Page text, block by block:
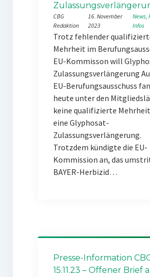
CBG
Redaktion
16. November
2023
News,
Infos
Trotz fehlender
Mehrheit im
EU-Kommisson will
Zulassungsverlängerung
EU-Berufungsausschuss
heute unter den
keine qualifizierte
eine Glyphosat-
Zulassungsverlängerung.
Trotzdem kündigte die EU-
Kommission an, das
BAYER-Herbizid…
Presse-Information
15.11.23 – Offener Brief